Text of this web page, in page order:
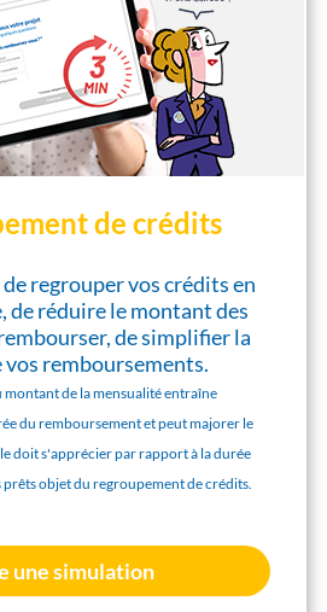
de crédits
regrouper vos crédits en
de réduire le montant des
de simplifier la
vos remboursements.
de la mensualité entraîne
du remboursement et peut majorer le
doit s'apprécier par rapport à la durée
objet du regroupement de crédits.
une simulation